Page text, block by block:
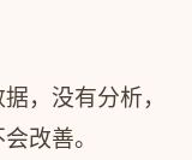
，没有分析，
改善。